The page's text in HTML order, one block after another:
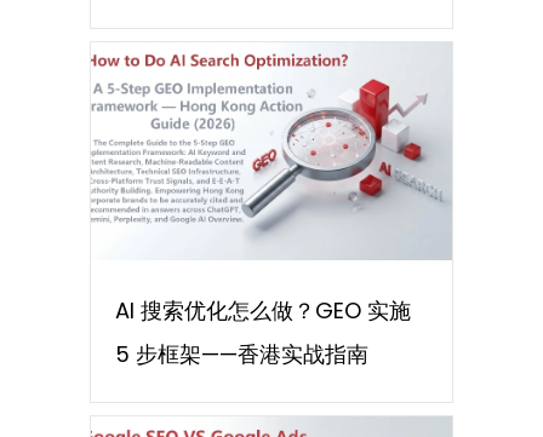
AI 搜索优化怎么做？GEO 实施
5 步框架——香港实战指南